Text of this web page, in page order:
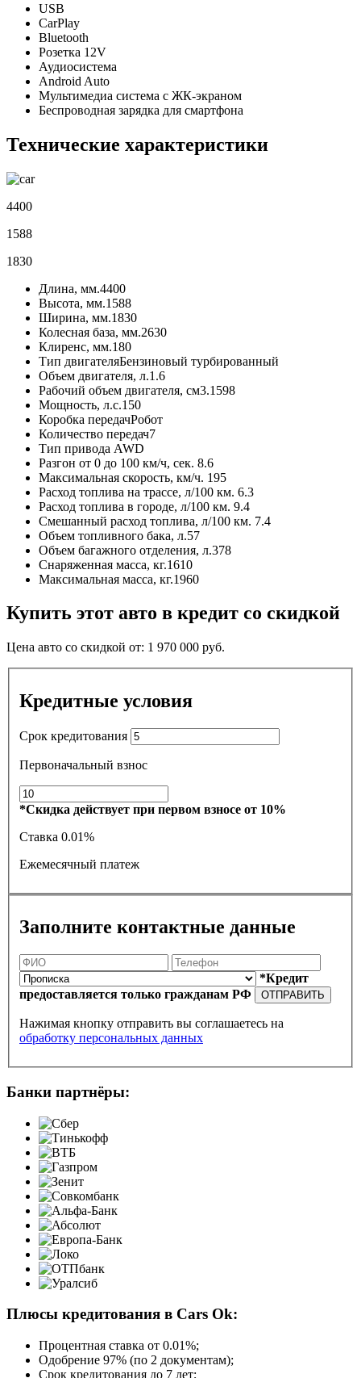
USB
CarPlay
Bluetooth
Розетка 12V
Аудиосистема
Android Auto
Мультимедиа система с ЖК-экраном
Беспроводная зарядка для смартфона
Технические характеристики
4400
1588
1830
Длина, мм.4400
Высота, мм.1588
Ширина, мм.1830
Колесная база, мм.2630
Клиренс, мм.180
Тип двигателяБензиновый турбированный
Объем двигателя, л.1.6
Рабочий объем двигателя, см3.1598
Мощность, л.с.150
Коробка передачРобот
Количество передач7
Тип привода AWD
Разгон от 0 до 100 км/ч, сек. 8.6
Максимальная скорость, км/ч. 195
Расход топлива на трассе, л/100 км. 6.3
Расход топлива в городе, л/100 км. 9.4
Смешанный расход топлива, л/100 км. 7.4
Объем топливного бака, л.57
Объем багажного отделения, л.378
Снаряженная масса, кг.1610
Максимальная масса, кг.1960
Купить этот авто в кредит со скидкой
Цена авто со скидкой от: 1 970 000 руб.
Кредитные условия
Срок кредитования
Первоначальный взнос
*Скидка действует при первом взносе от 10%
Ставка 0.01%
Ежемесячный платеж
Заполните контактные данные
*Кредит
предоставляется только гражданам РФ
ОТПРАВИТЬ
Нажимая кнопку отправить вы соглашаетесь на
обработку персональных данных
Банки партнёры:
Плюсы кредитования в Cars Ok:
Процентная ставка от 0.01%;
Одобрение 97% (по 2 документам);
Срок кредитования до 7 лет;